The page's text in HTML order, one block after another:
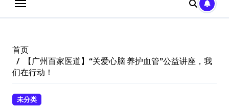
首页
【广州百家医道】“关爱心脑 养护血管”公益讲座，我
们在行动！​
未分类